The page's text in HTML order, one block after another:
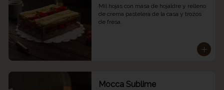
Mil hojas con masa de hojaldre y relleno
de crema pastelera de la casa y trozos
de fresa.
Mocca Sublime